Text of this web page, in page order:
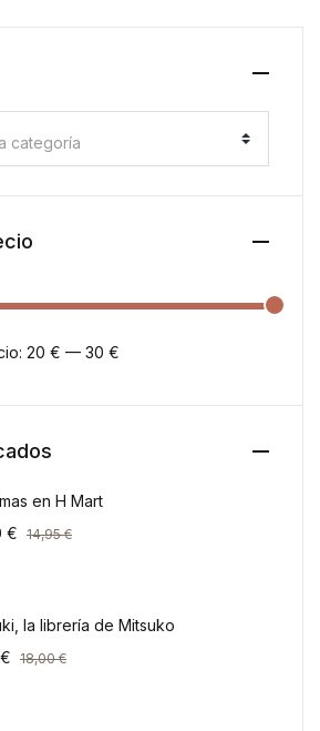
categoría
20 € — 30 €
en H Mart
€ 14,95€
la librería de Mitsuko
€ 18,00€